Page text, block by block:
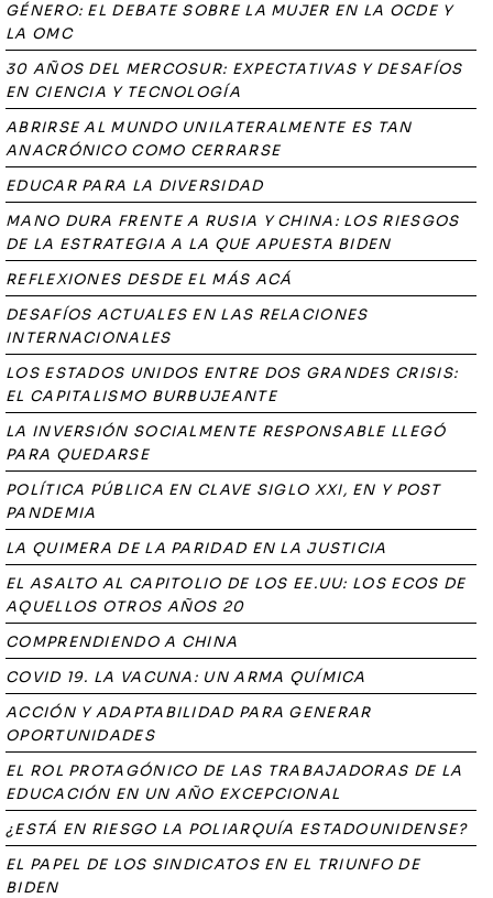
GÉNERO: EL DEBATE SOBRE LA MUJER EN LA OCDE Y
LA OMC
30 AÑOS DEL MERCOSUR: EXPECTATIVAS Y DESAFÍOS
EN CIENCIA Y TECNOLOGÍA
ABRIRSE AL MUNDO UNILATERALMENTE ES TAN
ANACRÓNICO COMO CERRARSE
EDUCAR PARA LA DIVERSIDAD
MANO DURA FRENTE A RUSIA Y CHINA: LOS RIESGOS
DE LA ESTRATEGIA A LA QUE APUESTA BIDEN
REFLEXIONES DESDE EL MÁS ACÁ
DESAFÍOS ACTUALES EN LAS RELACIONES
INTERNACIONALES
LOS ESTADOS UNIDOS ENTRE DOS GRANDES CRISIS:
EL CAPITALISMO BURBUJEANTE
LA INVERSIÓN SOCIALMENTE RESPONSABLE LLEGÓ
PARA QUEDARSE
POLÍTICA PÚBLICA EN CLAVE SIGLO XXI, EN Y POST
PANDEMIA
LA QUIMERA DE LA PARIDAD EN LA JUSTICIA
EL ASALTO AL CAPITOLIO DE LOS EE.UU: LOS ECOS DE
AQUELLOS OTROS AÑOS 20
COMPRENDIENDO A CHINA
COVID 19. LA VACUNA: UN ARMA QUÍMICA
ACCIÓN Y ADAPTABILIDAD PARA GENERAR
OPORTUNIDADES
EL ROL PROTAGÓNICO DE LAS TRABAJADORAS DE LA
EDUCACIÓN EN UN AÑO EXCEPCIONAL
¿ESTÁ EN RIESGO LA POLIARQUÍA ESTADOUNIDENSE?
EL PAPEL DE LOS SINDICATOS EN EL TRIUNFO DE
BIDEN